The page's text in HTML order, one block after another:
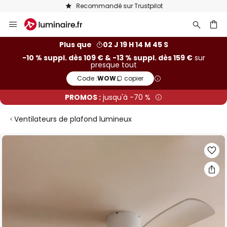
Recommandé sur Trustpilot
Allez
au
Plus que
02 J 19 H 14 M 45 S
-10 % suppl. dès 109 € & -13 % suppl. dès 159 €sur
presque tout
Code :WOW copier
PROMOS : jusqu'à -70 %
Ventilateurs de plafond lumineux
Skip